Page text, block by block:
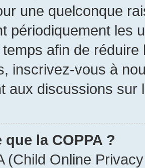
une quelconque
périodiquement les
afin de
inscrivez-vous à
aux discussions sur
que la COPPA ?
(Child Online